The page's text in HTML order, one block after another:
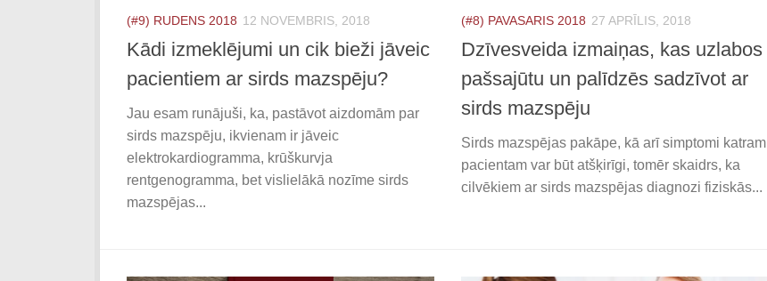
(#9) RUDENS 2018 12 NOVEMBRIS, 2018
Kādi izmeklējumi un cik bieži jāveic
pacientiem ar sirds mazspēju?
Jau esam runājuši, ka, pastāvot aizdomām par
sirds mazspēju, ikvienam ir jāveic
elektrokardiogramma, krūškurvja
rentgenogramma, bet vislielākā nozīme sirds
mazspējas...
(#8) PAVASARIS 2018 27 APRĪLIS, 2018
Dzīvesveida izmaiņas, kas uzlabos
pašsajūtu un palīdzēs sadzīvot ar
sirds mazspēju
Sirds mazspējas pakāpe, kā arī simptomi katram
pacientam var būt atšķirīgi, tomēr skaidrs, ka
cilvēkiem ar sirds mazspējas diagnozi fiziskās...